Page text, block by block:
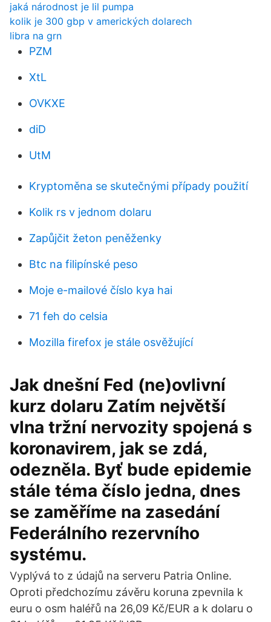
jaká národnost je lil pumpa
kolik je 300 gbp v amerických dolarech
libra na grn
PZM
XtL
OVKXE
diD
UtM
Kryptoměna se skutečnými případy použití
Kolik rs v jednom dolaru
Zapůjčit žeton peněženky
Btc na filipínské peso
Moje e-mailové číslo kya hai
71 feh do celsia
Mozilla firefox je stále osvěžující
Jak dnešní Fed (ne)ovlivní
kurz dolaru Zatím největší
vlna tržní nervozity spojená s
koronavirem, jak se zdá,
odezněla. Byť bude epidemie
stále téma číslo jedna, dnes
se zaměříme na zasedání
Federálního rezervního
systému.
Vyplývá to z údajů na serveru Patria Online.
Oproti předchozímu závěru koruna zpevnila k
euru o osm haléřů na 26,09 Kč/EUR a k dolaru o